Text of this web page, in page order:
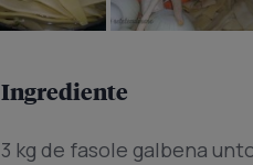
Ingrediente
3 kg de fasole galbena